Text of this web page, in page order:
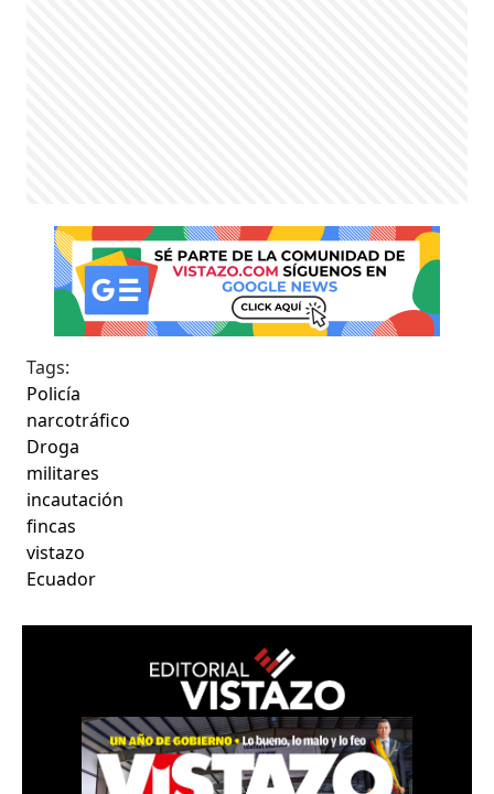
Tags:
Policía
narcotráfico
Droga
militares
incautación
fincas
vistazo
Ecuador